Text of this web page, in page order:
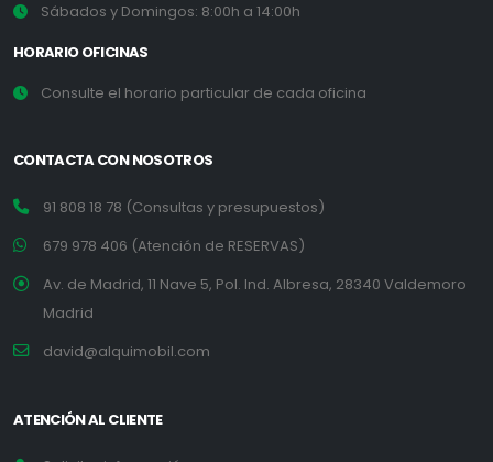
Sábados y Domingos: 8:00h a 14:00h
HORARIO OFICINAS
Consulte el horario particular de cada oficina
CONTACTA CON NOSOTROS
91 808 18 78 (Consultas y presupuestos)
679 978 406 (Atención de RESERVAS)
Av. de Madrid, 11 Nave 5, Pol. Ind. Albresa, 28340 Valdemoro
Madrid
david@alquimobil.com
ATENCIÓN AL CLIENTE